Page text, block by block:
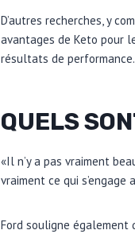
D’autres recherches, y
avantages de Keto pour
résultats de performance.
QUELS
«Il n’y a pas vraiment
vraiment ce qui s’engage
Ford souligne